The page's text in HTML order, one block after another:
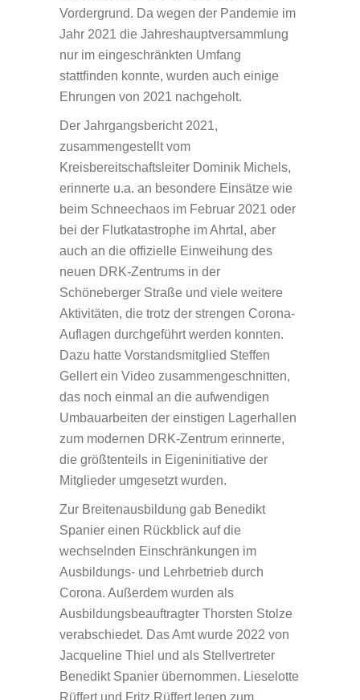
Vordergrund. Da wegen der Pandemie im
Jahr 2021 die Jahreshauptversammlung
nur im eingeschränkten Umfang
stattfinden konnte, wurden auch einige
Ehrungen von 2021 nachgeholt.
Der Jahrgangsbericht 2021,
zusammengestellt vom
Kreisbereitschaftsleiter Dominik Michels,
erinnerte u.a. an besondere Einsätze wie
beim Schneechaos im Februar 2021 oder
bei der Flutkatastrophe im Ahrtal, aber
auch an die offizielle Einweihung des
neuen DRK-Zentrums in der
Schöneberger Straße und viele weitere
Aktivitäten, die trotz der strengen Corona-
Auflagen durchgeführt werden konnten.
Dazu hatte Vorstandsmitglied Steffen
Gellert ein Video zusammengeschnitten,
das noch einmal an die aufwendigen
Umbauarbeiten der einstigen Lagerhallen
zum modernen DRK-Zentrum erinnerte,
die größtenteils in Eigeninitiative der
Mitglieder umgesetzt wurden.
Zur Breitenausbildung gab Benedikt
Spanier einen Rückblick auf die
wechselnden Einschränkungen im
Ausbildungs- und Lehrbetrieb durch
Corona. Außerdem wurden als
Ausbildungsbeauftragter Thorsten Stolze
verabschiedet. Das Amt wurde 2022 von
Jacqueline Thiel und als Stellvertreter
Benedikt Spanier übernommen. Lieselotte
Rüffert und Fritz Rüffert legen zum